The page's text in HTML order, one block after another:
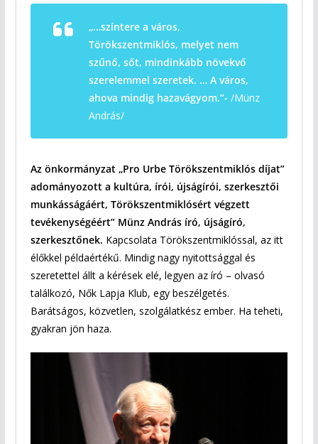
„…színtere a város,
Törökszentmiklós, melyet nem
szűnő, sőt, mindinkább növekvő
szerelemmel szeretek. … A város,
ahova mindig hazavágyom.”- /Münz
András/
Az önkormányzat „Pro Urbe Törökszentmiklós díjat”
adományozott a kultúra, írói, újságírói, szerkesztői
munkásságáért, Törökszentmiklósért végzett
tevékenységéért” Münz András író, újságíró,
szerkesztőnek. Kapcsolata Törökszentmiklóssal, az itt
élőkkel példaértékű. Mindig nagy nyitottsággal és
szeretettel állt a kérések elé, legyen az író – olvasó
találkozó, Nők Lapja Klub, egy beszélgetés.
Barátságos, közvetlen, szolgálatkész ember. Ha teheti,
gyakran jön haza.